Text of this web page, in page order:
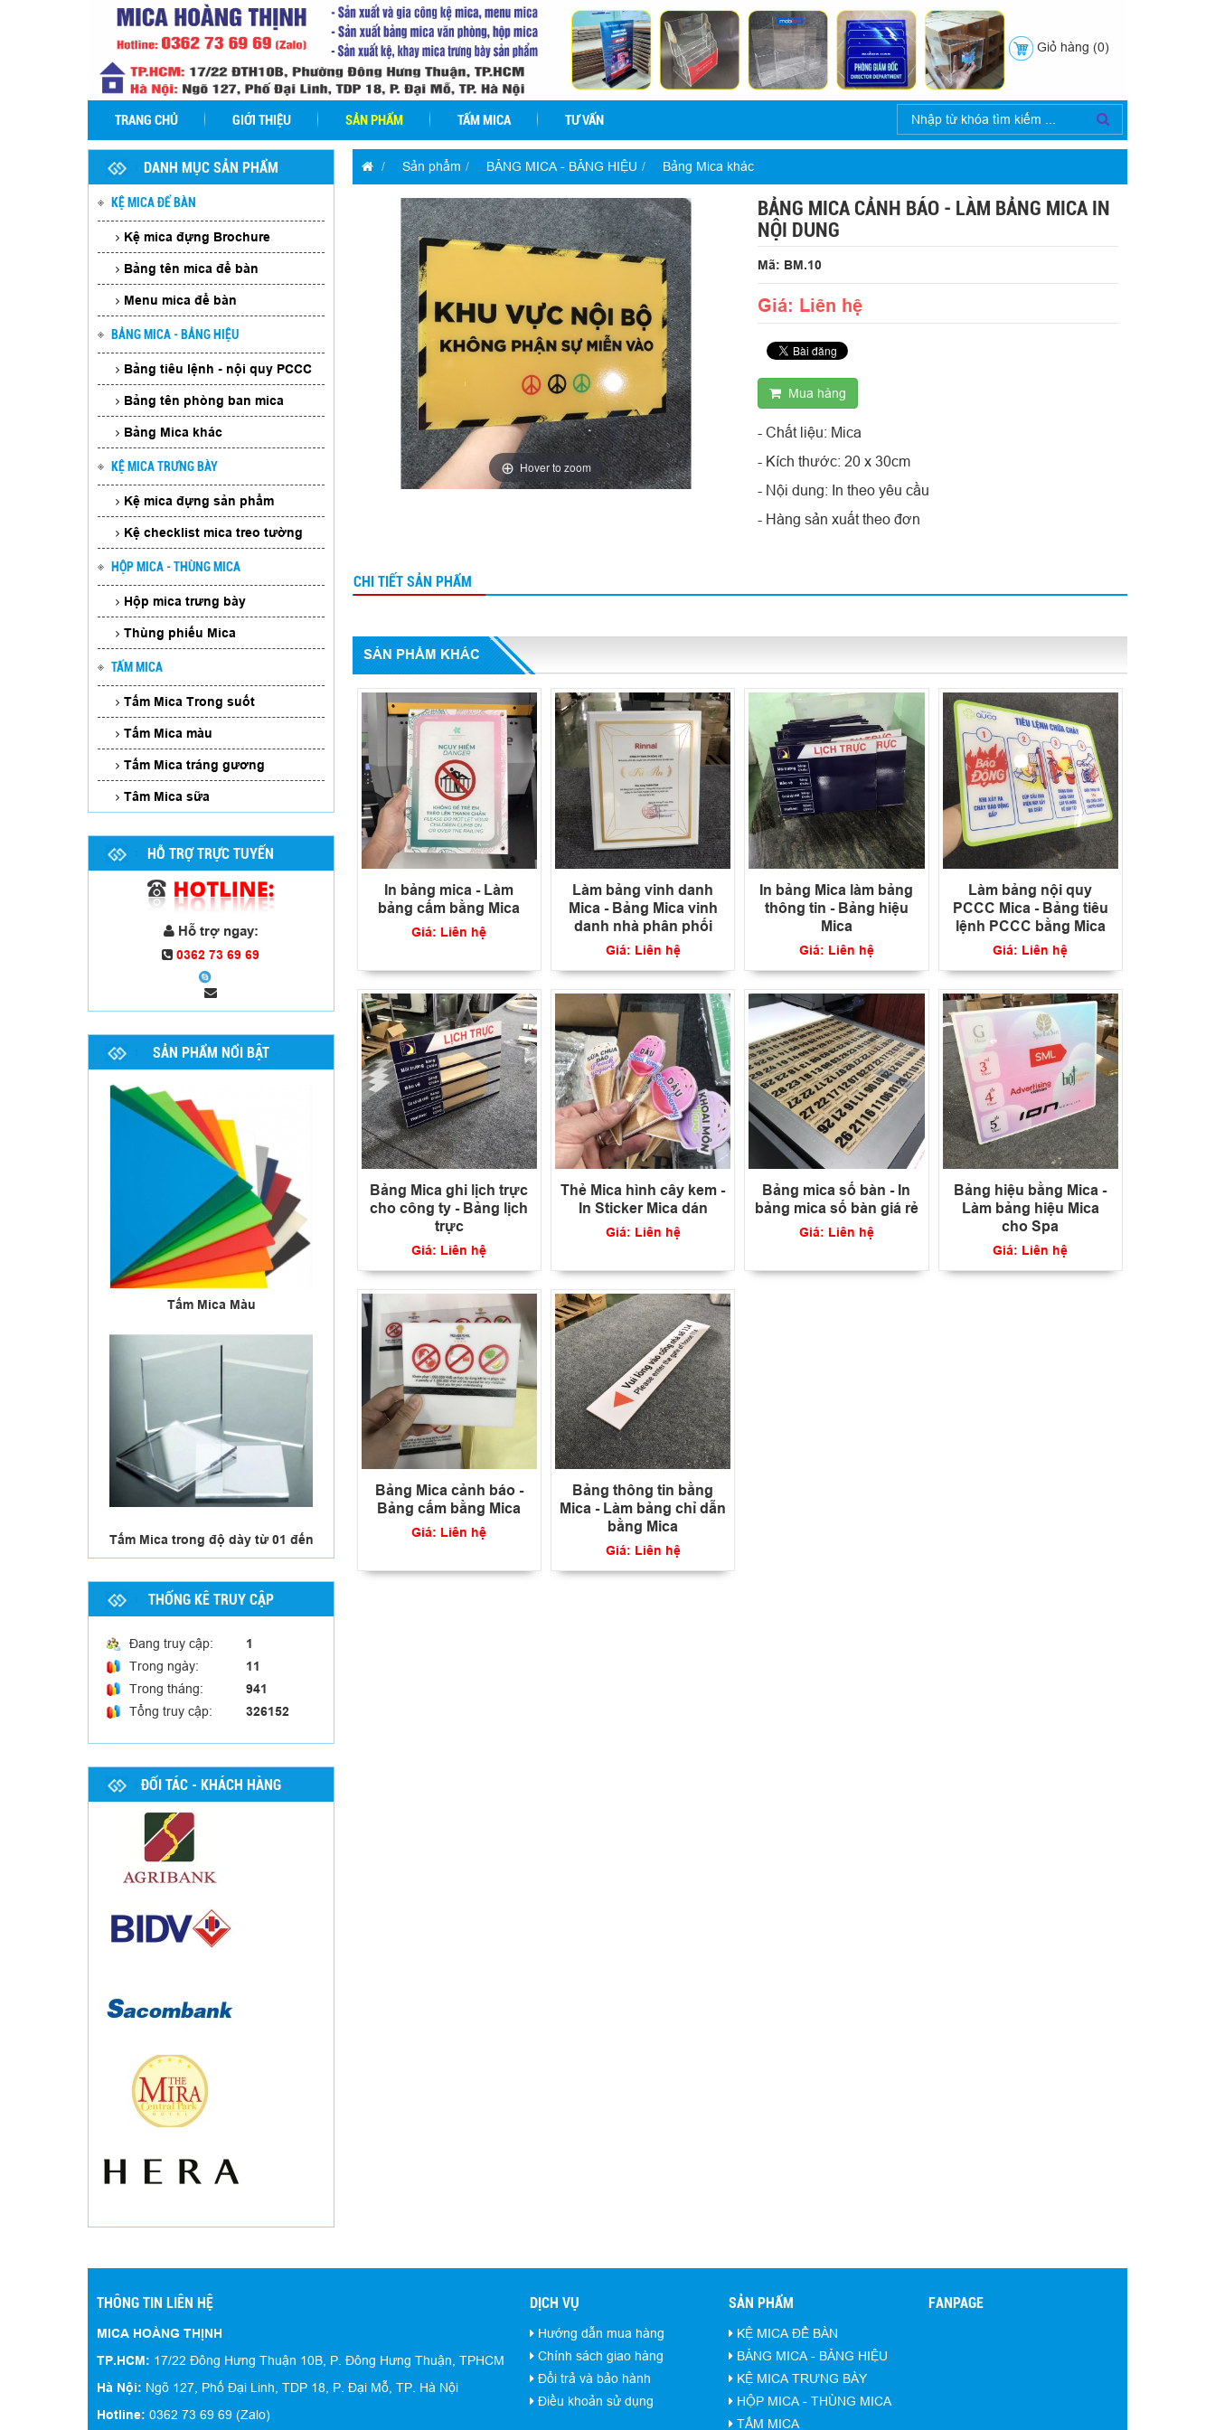
Giỏ hàng (0)
TRANG CHỦ GIỚI THIỆU SẢN PHẨM TẤM MICA TƯ VẤN
DANH MỤC SẢN PHẨM
KỆ MICA ĐỂ BÀN
Kệ mica đựng Brochure
Bảng tên mica để bàn
Menu mica để bàn
BẢNG MICA - BẢNG HIỆU
Bảng tiêu lệnh - nội quy PCCC
Bảng tên phòng ban mica
Bảng Mica khác
KỆ MICA TRƯNG BÀY
Kệ mica đựng sản phẩm
Kệ checklist mica treo tường
HỘP MICA - THÙNG MICA
Hộp mica trưng bày
Thùng phiếu Mica
TẤM MICA
Tấm Mica Trong suốt
Tấm Mica màu
Tấm Mica tráng gương
Tâm Mica sữa
HỖ TRỢ TRỰC TUYẾN
Hỗ trợ ngay:
0362 73 69 69
SẢN PHẨM NỔI BẬT
phòng
In bảng Mica số phòng - Nền
xanh chữ trắng
Tấm Mica gương - Mica thủy
Tấm Mica Màu
Tấm Mica trong độ dày từ 01 đến
Hộp mica trưng bày 04
Hộp mica trưng bày 03
THỐNG KÊ TRUY CẬP
Đang truy cập:
1
Trong ngày:
11
Trong tháng:
941
Tổng truy cập:
326152
ĐỐI TÁC - KHÁCH HÀNG
Sản phẩm BẢNG MICA - BẢNG HIỆU Bảng Mica khác
Hover to zoom
BẢNG MICA CẢNH BÁO - LÀM BẢNG MICA IN
NỘI DUNG
Mã: BM.10
Giá: Liên hệ
Mua hàng
- Chất liệu: Mica
- Kích thước: 20 x 30cm
- Nội dung: In theo yêu cầu
- Hàng sản xuất theo đơn
CHI TIẾT SẢN PHẨM
SẢN PHẨM KHÁC
In bảng mica - Làm
bảng cấm bằng Mica
Giá: Liên hệ
Làm bảng vinh danh
Mica - Bảng Mica vinh
danh nhà phân phối
Giá: Liên hệ
In bảng Mica làm bảng
thông tin - Bảng hiệu
Mica
Giá: Liên hệ
Làm bảng nội quy
PCCC Mica - Bảng tiêu
lệnh PCCC bằng Mica
Giá: Liên hệ
Bảng Mica ghi lịch trực
cho công ty - Bảng lịch
trực
Giá: Liên hệ
Thẻ Mica hình cây kem -
In Sticker Mica dán
Giá: Liên hệ
Bảng mica số bàn - In
bảng mica số bàn giá rẻ
Giá: Liên hệ
Bảng hiệu bằng Mica -
Làm bảng hiệu Mica
cho Spa
Giá: Liên hệ
Bảng Mica cảnh báo -
Bảng cấm bằng Mica
Giá: Liên hệ
Bảng thông tin bằng
Mica - Làm bảng chỉ dẫn
bằng Mica
Giá: Liên hệ
THÔNG TIN LIÊN HỆ
MICA HOÀNG THỊNH
TP.HCM: 17/22 Đông Hưng Thuận 10B, P. Đông Hưng Thuận, TPHCM
Hà Nội: Ngõ 127, Phố Đại Linh, TDP 18, P. Đại Mỗ, TP. Hà Nội
Hotline: 0362 73 69 69 (Zalo)
DỊCH VỤ
Hướng dẫn mua hàng
Chính sách giao hàng
Đổi trả và bảo hành
Điều khoản sử dụng
SẢN PHẨM
KỆ MICA ĐỂ BÀN
BẢNG MICA - BẢNG HIỆU
KỆ MICA TRƯNG BÀY
HỘP MICA - THÙNG MICA
TẤM MICA
FANPAGE